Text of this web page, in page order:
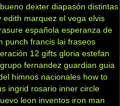
dexter diapasón distintas
edith marquez el vega elvis
española esperanza de
punch francis lai fraseos
12 gifts gloria estefan
grupo fernandez guardian guia
himnos nacionales how to
ingrid rosario inner circle
leon inventos iron man